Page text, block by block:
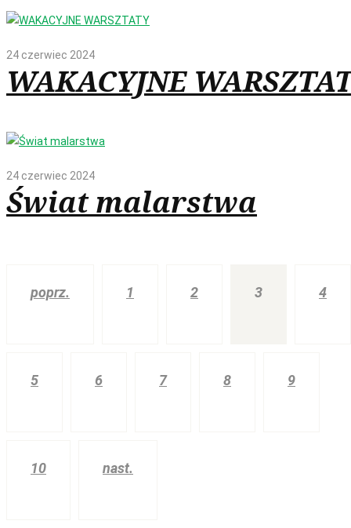
24 czerwiec 2024
WAKACYJNE
24 czerwiec 2024
Świat malarstwa
poprz. 1 2 3 4
5 6 7 8 9
10 nast.